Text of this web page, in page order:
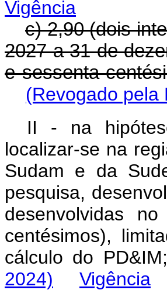
Vigência
c) 2,90 (dois
2027 a 31 de
e sessenta
(Revogado pela
II - na
localizar-se na
Sudam e da
pesquisa,
desenvolvidas
centésimos),
cálculo do
2024)
Vigência